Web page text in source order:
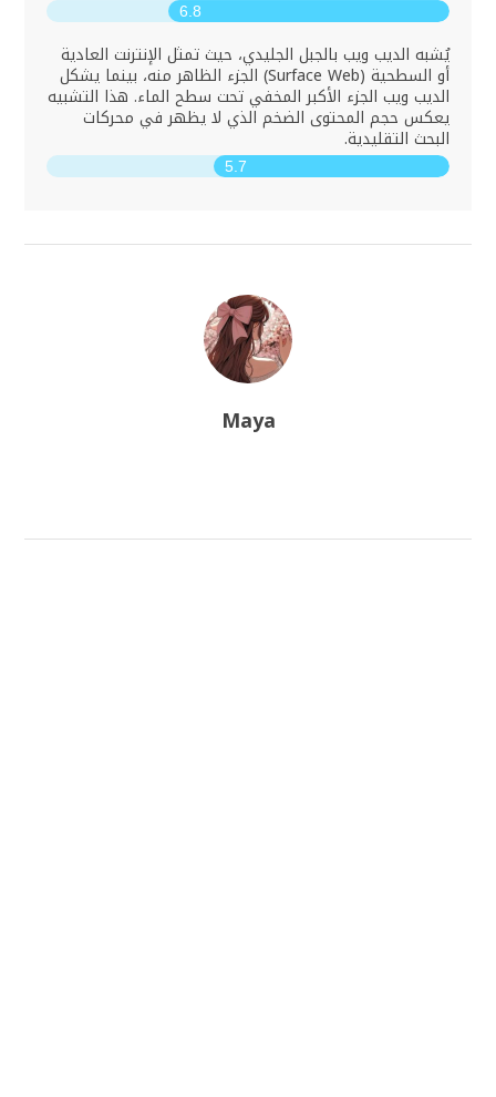
6.8
يُشبه الديب ويب بالجبل الجليدي، حيث تمثل الإنترنت العادية
أو السطحية (Surface Web) الجزء الظاهر منه، بينما يشكل
الديب ويب الجزء الأكبر المخفي تحت سطح الماء. هذا التشبيه
يعكس حجم المحتوى الضخم الذي لا يظهر في محركات
البحث التقليدية.
5.7
Maya